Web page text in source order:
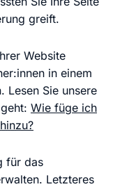
greift.
Website
in einem
Lesen Sie unsere
Wie füge ich
für das
Letzteres